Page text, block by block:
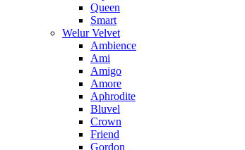
Queen
Smart
Welur Velvet
Ambience
Ami
Amigo
Amore
Aphrodite
Bluvel
Crown
Friend
Gordon